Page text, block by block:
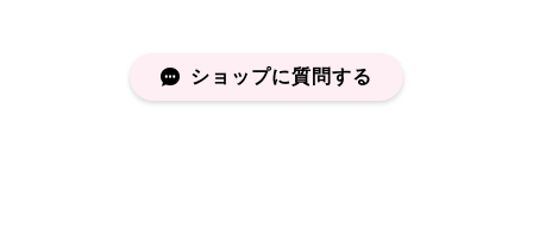
ショップに質問する